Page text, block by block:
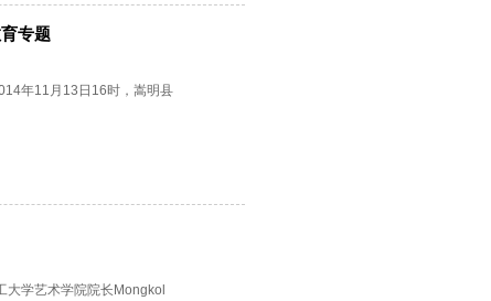
专题
年11月13日16时，嵩明县
学艺术学院院长Mongkol